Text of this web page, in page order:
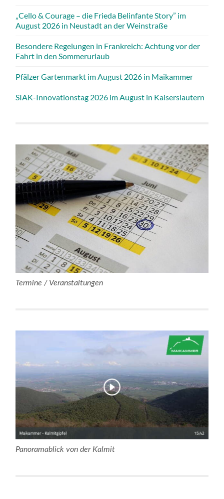
„Cello & Courage – die Frieda Belinfante Story” im
August 2026 in Neustadt an der Weinstraße
Besondere Regelungen in Frankreich: Achtung vor der
Fahrt in den Sommerurlaub
Pfälzer Gartenmarkt im August 2026 in Maikammer
SIAK-Innovationstag 2026 im August in Kaiserslautern
Termine / Veranstaltungen
Panoramablick von der Kalmit